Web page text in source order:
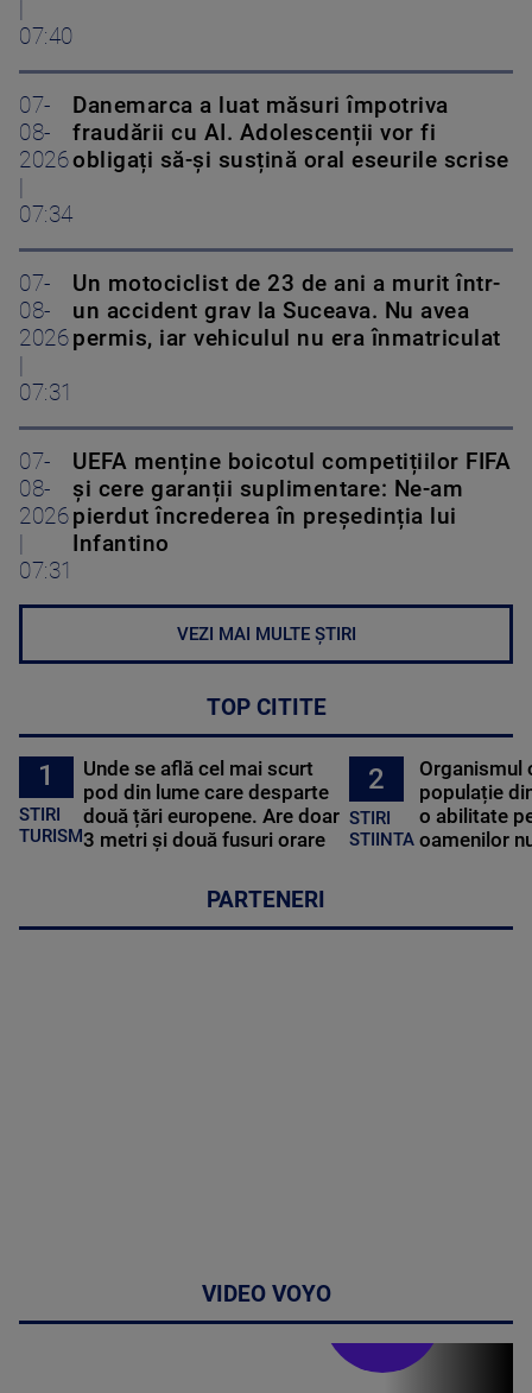
07:40
07-
08-
2026
07:34
Danemarca a luat măsuri împotriva
fraudării cu AI. Adolescenții vor fi
obligați să-și susțină oral eseurile scrise
07-
08-
2026
07:31
Un motociclist de 23 de ani a murit într-
un accident grav la Suceava. Nu avea
permis, iar vehiculul nu era înmatriculat
07-
08-
2026
07:31
UEFA menține boicotul competițiilor FIFA
și cere garanții suplimentare: Ne-am
pierdut încrederea în președinția lui
Infantino
VEZI MAI MULTE ȘTIRI
TOP CITITE
1
STIRI
TURISM
Unde se află cel mai scurt
pod din lume care desparte
două țări europene. Are doar
3 metri și două fusuri orare
2
STIRI
STIINTA
Organismul
populație
o abilitate
oamenilor
PARTENERI
VIDEO VOYO